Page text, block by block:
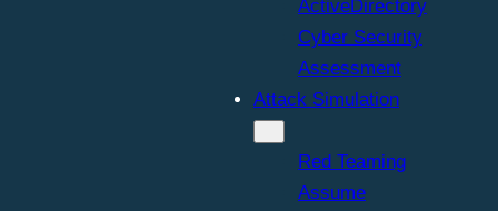
ActiveDirectory
Cyber Security
Assessment
Attack Simulation
Red Teaming
Assume